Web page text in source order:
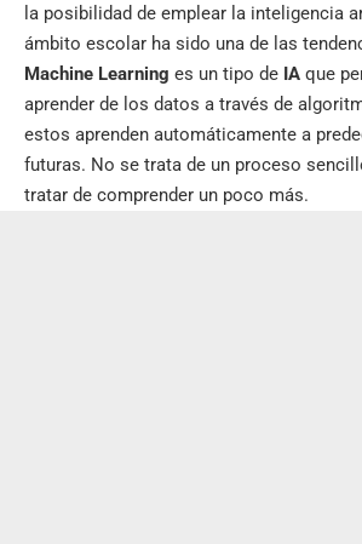
la posibilidad de emplear la inteligencia
ámbito escolar ha sido una de las
Machine Learning es un tipo de IA que
aprender de los datos a través de
estos aprenden automáticamente a
futuras. No se trata de un proceso
tratar de comprender un poco más.